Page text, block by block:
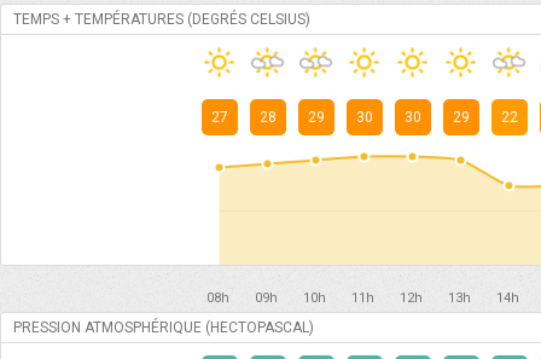
TEMPS + TEMPÉRATURES (DEGRÉS CELSIUS)
27 28 29 30 30 29 22
08h 09h 10h 11h 12h 13h 14h
PRESSION ATMOSPHÉRIQUE (HECTOPASCAL)